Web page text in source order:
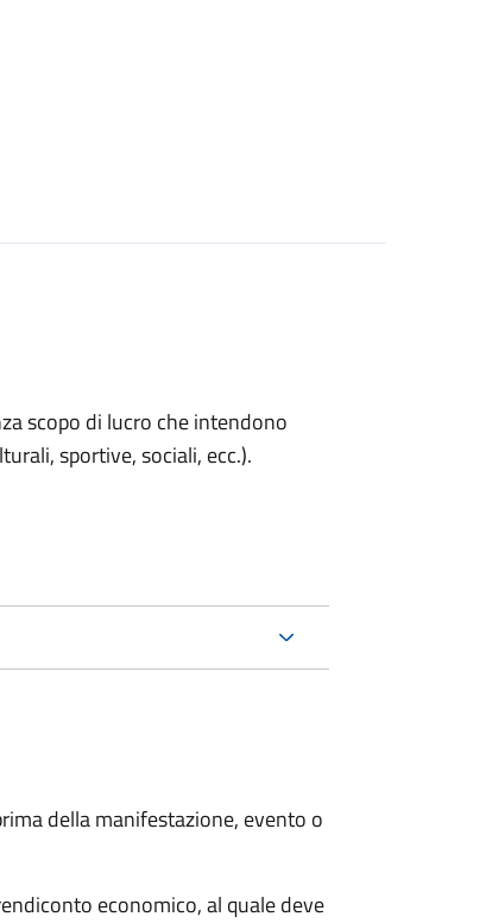
scopo di lucro che intendono
sportive, sociali, ecc.).
della manifestazione, evento o
economico, al quale deve